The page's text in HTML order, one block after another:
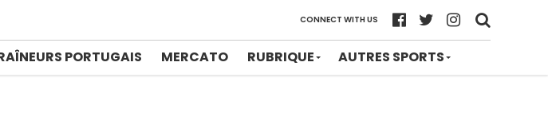
CONNECT WITH US
PORTUGAIS MERCATO RUBRIQUE AUTRES SPORTS